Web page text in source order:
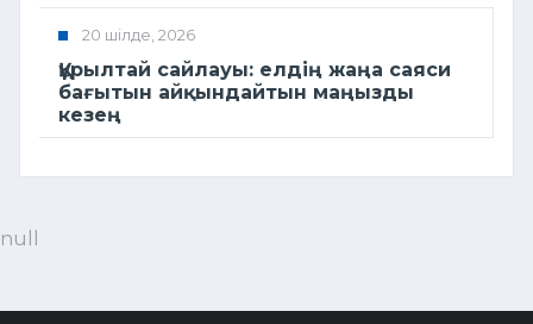
20 шілде, 2026
Құрылтай сайлауы: елдің жаңа саяси
бағытын айқындайтын маңызды
кезең
null